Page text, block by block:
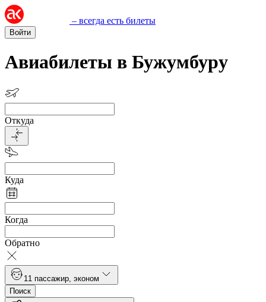
– всегда есть билеты
Войти
Авиабилеты в Бужумбуру
Откуда
Куда
Когда
Обратно
1 1 пассажир эконом
Поиск